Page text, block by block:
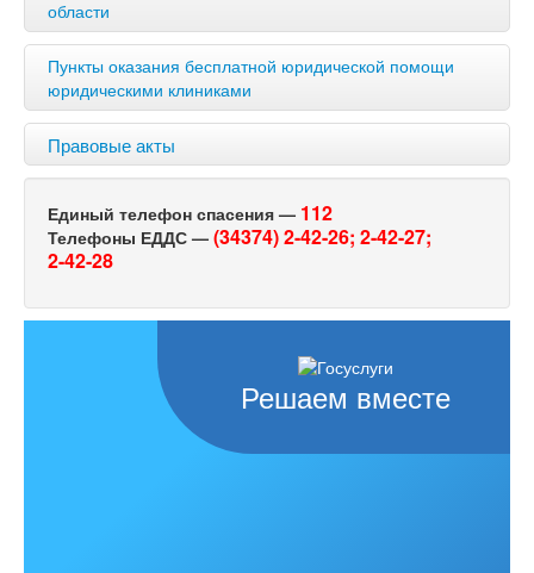
области
Пункты оказания бесплатной юридической помощи
юридическими клиниками
Правовые акты
Единый телефон спасения — 112
Телефоны ЕДДС — (34374) 2-42-26; 2-42-27;
2-42-28
Решаем вместе